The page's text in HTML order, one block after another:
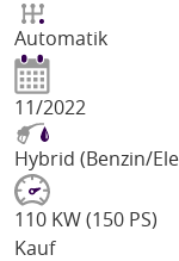
Automatik
11/2022
Hybrid (Benzin/
110 KW (150 PS)
Kauf